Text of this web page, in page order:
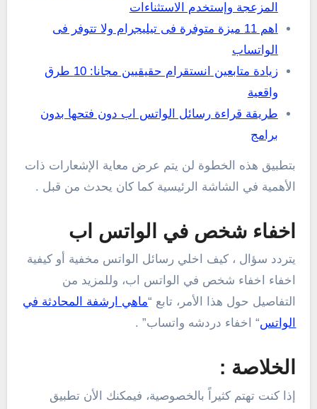
المزعجة وإستخدم الاستثناءات
اهم 11 ميزة متوفرة فى تيليجرام ولا تتوفر فى
الواتساب
زيادة متابعين انستقرام حقيقيين مجانا: 10 طرق
واقعية
طريقة قراءة رسائل الواتس اب دون فتحها بدون
برامج
بتطبيق هذه الخطوة لن يتم عرض معاية الإشعارات ذات
الأهمية في الشاشة الرئيسية كما كان يحدث من قبل .
اخفاء شخص في الواتس اب
يتردد سؤال ، كيف اخلي رسائل الواتس مخفية أو كيفية
اخفاء اخفاء شخص في الواتس اب، وللمزيد من
التفاصيل حول هذا الأمر، تابع “ماهي ارشفة المحادثة في
الواتس“ اخفاء دردشه واتساب” .
الخلاصة :
إذا كنت تهتم كثيراً بالخصوصية، فيمكنك الأن تطبيق